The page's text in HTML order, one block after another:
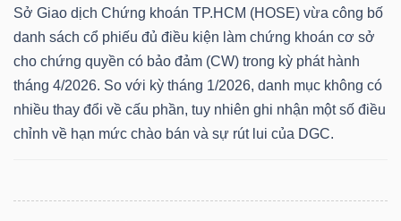
Sở Giao dịch Chứng khoán TP.HCM (HOSE) vừa công bố
danh sách cổ phiếu đủ điều kiện làm chứng khoán cơ sở
cho chứng quyền có bảo đảm (CW) trong kỳ phát hành
tháng 4/2026. So với kỳ tháng 1/2026, danh mục không có
nhiều thay đổi về cấu phần, tuy nhiên ghi nhận một số điều
chỉnh về hạn mức chào bán và sự rút lui của DGC.
thông
tài
chính